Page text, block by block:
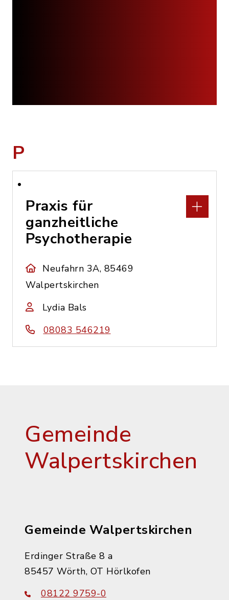
P
Praxis für
ganzheitliche
Psychotherapie
Neufahrn 3A, 85469
Walpertskirchen
Lydia Bals
08083 546219
Gemeinde
Walpertskirchen
Gemeinde Walpertskirchen
Erdinger Straße 8 a
85457 Wörth, OT Hörlkofen
08122 9759-0